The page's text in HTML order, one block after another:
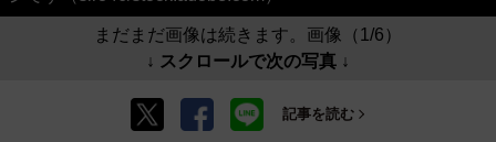
まだまだ画像は続きます。画像（1/6）
↓ スクロールで次の写真 ↓
記事を読む